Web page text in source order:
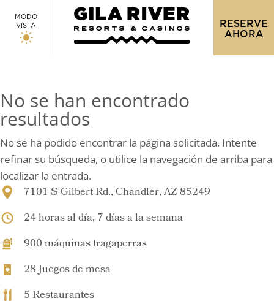
MODO
VISTA
RESERVE
AHORA
No se han encontrado
resultados
No se ha podido encontrar la página solicitada. Intente
refinar su búsqueda, o utilice la navegación de arriba para
localizar la entrada.
7101 S Gilbert Rd., Chandler, AZ 85249
24 horas al día, 7 días a la semana
900 máquinas tragaperras
28 Juegos de mesa
5 Restaurantes